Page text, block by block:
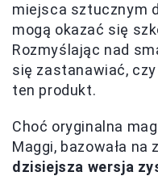
miejsca sztucznym
mogą okazać się
Rozmyślając nad
się zastanawiać,
ten produkt.
Choć oryginalna
Maggi, bazowała na
dzisiejsza wersja